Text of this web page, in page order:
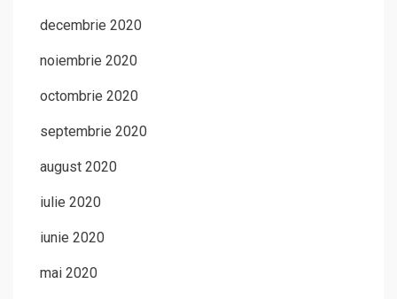
decembrie 2020
noiembrie 2020
octombrie 2020
septembrie 2020
august 2020
iulie 2020
iunie 2020
mai 2020